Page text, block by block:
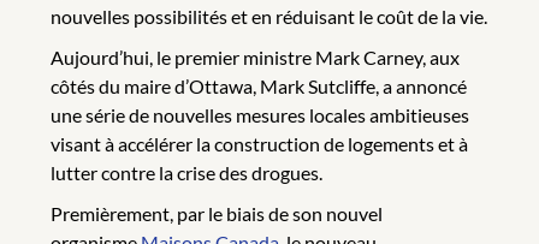
nouvelles possibilités et en réduisant le coût de la vie.
Aujourd’hui, le premier ministre Mark Carney, aux
côtés du maire d’Ottawa, Mark Sutcliffe, a annoncé
une série de nouvelles mesures locales ambitieuses
visant à accélérer la construction de logements et à
lutter contre la crise des drogues.
Premièrement, par le biais de son nouvel